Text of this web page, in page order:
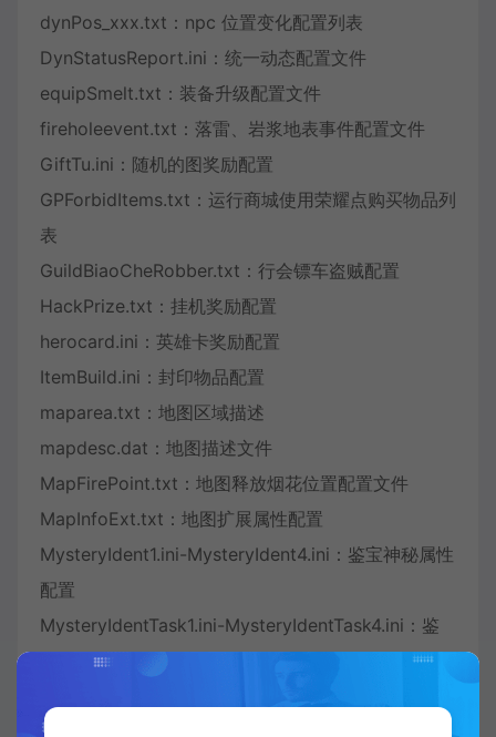
dynPos_xxx.txt：npc 位置变化配置列表
DynStatusReport.ini：统一动态配置文件
equipSmelt.txt：装备升级配置文件
fireholeevent.txt：落雷、岩浆地表事件配置文件
GiftTu.ini：随机的图奖励配置
GPForbidItems.txt：运行商城使用荣耀点购买物品列
表
GuildBiaoCheRobber.txt：行会镖车盗贼配置
HackPrize.txt：挂机奖励配置
herocard.ini：英雄卡奖励配置
ItemBuild.ini：封印物品配置
maparea.txt：地图区域描述
mapdesc.dat：地图描述文件
MapFirePoint.txt：地图释放烟花位置配置文件
MapInfoExt.txt：地图扩展属性配置
MysteryIdent1.ini-MysteryIdent4.ini：鉴宝神秘属性
配置
MysteryIdentTask1.ini-MysteryIdentTask4.ini：鉴
宝任务神秘属性配置
NewSelfPrize.ini：天关个人奖配置